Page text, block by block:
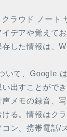
ラウド ノート
イデアや覚えて
存した情報は、
いて、Google
い出すことがで
声メモの録音、
ける。情報はク
コン、携帯電話/